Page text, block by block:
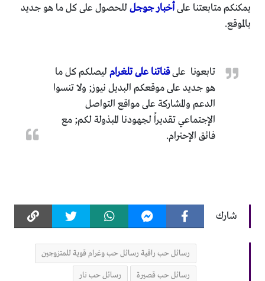
يمكنكم متابعتنا علىأخبار جوجلللحصول على كل ما هو جديد
بالموقع.
تابعونا علىقناتنا على تلغرامليصلكم كل ما
هو جديد على موقعكم البديل نيوز; ولا تنسوا
الدعم والمشاركة على مواقع التواصل
الإجتماعي تقديراً لجهودنا المبذولة لكم; مع
فائق الإحترام.
شارك
رسائل حب راقية رسائل حب وغرام قوية للمتزوجين
رسائل حب قصيرة رسائل حب نار